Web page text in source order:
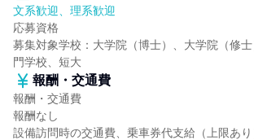
文系歓迎、理系歓迎
応募資格
募集対象学校：大学院（博士）、大学院（修
門学校、短大
報酬・交通費
報酬・交通費
報酬なし
設備訪問時の交通費、乗車券代支給（上限あり